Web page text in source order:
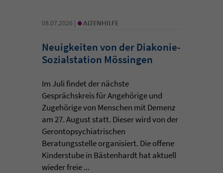
08.07.2026 | • ALTENHILFE
Neuigkeiten von der Diakonie-
Sozialstation Mössingen
Im Juli findet der nächste
Gesprächskreis für Angehörige und
Zugehörige von Menschen mit Demenz
am 27. August statt. Dieser wird von der
Gerontopsychiatrischen
Beratungsstelle organisiert. Die offene
Kinderstube in Bästenhardt hat aktuell
wieder freie ...